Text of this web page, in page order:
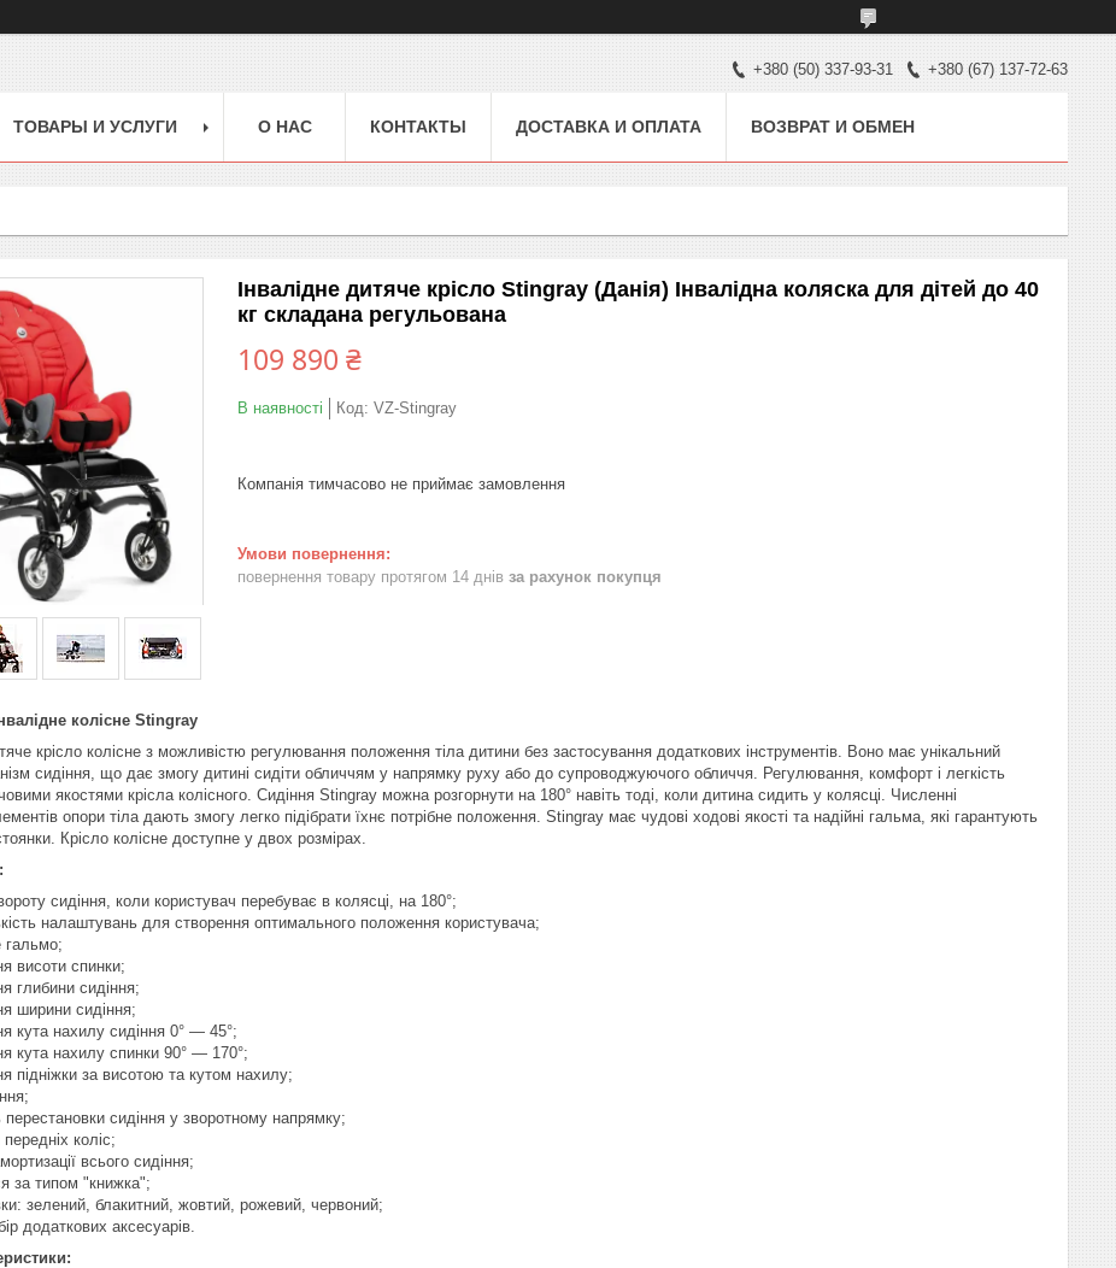
+380 (50) 337-93-31 +380 (67) 137-72-63
ТОВАРЫ И УСЛУГИ О НАС КОНТАКТЫ ДОСТАВКА И ОПЛАТА ВОЗВРАТ И ОБМЕН
Інвалідне дитяче крісло Stingray (Данія) Інвалідна коляска для дітей до 40
кг складана регульована
109 890 ₴
В наявності Код: VZ-Stingray
Компанія тимчасово не приймає замовлення
повернення товару протягом 14 днів за рахунок покупця
колісне Stingray
крісло колісне з можливістю регулювання положення тіла дитини без застосування додаткових інструментів. Воно має унікальний
сидіння, що дає змогу дитині сидіти обличчям у напрямку руху або до супроводжуючого обличчя. Регулювання, комфорт і легкість
якостями крісла колісного. Сидіння Stingray можна розгорнути на 180° навіть тоді, коли дитина сидить у колясці. Численні
опори тіла дають змогу легко підібрати їхнє потрібне положення. Stingray має чудові ходові якості та надійні гальма, які гарантують
Крісло колісне доступне у двох розмірах.
сидіння, коли користувач перебуває в колясці, на 180°;
налаштувань для створення оптимального положення користувача;
гальмо;
висоти спинки;
глибини сидіння;
ширини сидіння;
кута нахилу сидіння 0° — 45°;
кута нахилу спинки 90° — 170°;
підніжки за висотою та кутом нахилу;
перестановки сидіння у зворотному напрямку;
коліс;
всього сидіння;
за типом "книжка";
зелений, блакитний, жовтий, рожевий, червоний;
додаткових аксесуарів.